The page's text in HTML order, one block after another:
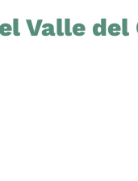
Valle del